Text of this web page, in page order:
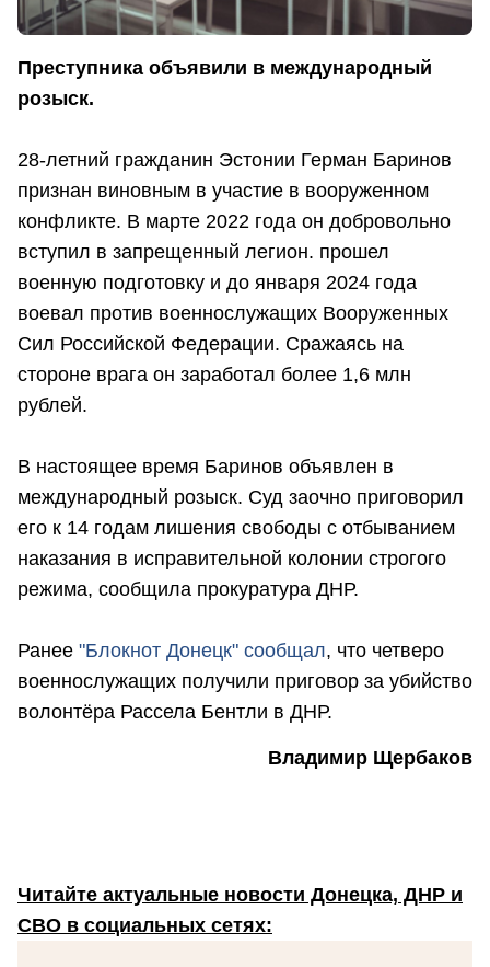
Преступника объявили в международный
розыск.
28-летний гражданин Эстонии Герман Баринов
признан виновным в участие в вооруженном
конфликте. В марте 2022 года он добровольно
вступил в запрещенный легион. прошел
военную подготовку и до января 2024 года
воевал против военнослужащих Вооруженных
Сил Российской Федерации. Сражаясь на
стороне врага он заработал более 1,6 млн
рублей.
В настоящее время Баринов объявлен в
международный розыск. Суд заочно приговорил
его к 14 годам лишения свободы с отбыванием
наказания в исправительной колонии строгого
режима, сообщила прокуратура ДНР.
Ранее "Блокнот Донецк" сообщал, что четверо
военнослужащих получили приговор за убийство
волонтёра Рассела Бентли в ДНР.
Владимир Щербаков
Читайте актуальные новости Донецка, ДНР и
СВО в социальных сетях: